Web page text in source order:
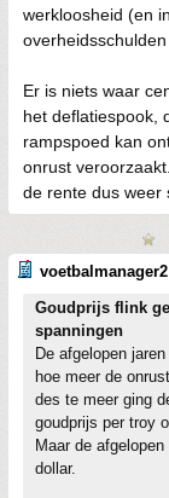
werkloosheid (en
Er is niets waar
het deflatiespook,
rampspoed kan
onrust
de rente dus weer
voetbalmanager2
Goudprijs flink
spanningen
De afgelopen
hoe meer de
des te meer ging
goudprijs per troy
Maar de
dollar.